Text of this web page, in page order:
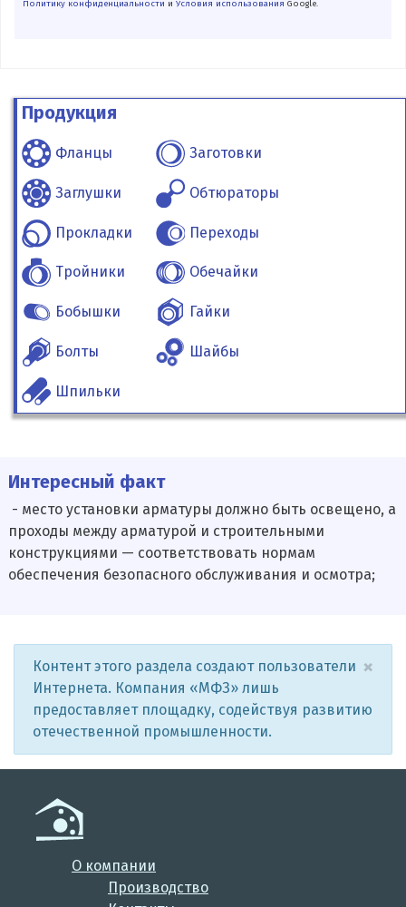
Политику конфиденциальности и Условия использования Google.
Продукция
Фланцы Заготовки
Заглушки Обтюраторы
Прокладки Переходы
Тройники Обечайки
Бобышки Гайки
Болты Шайбы
Шпильки
Интересный факт
- место установки арматуры должно быть освещено, а
проходы между арматурой и строительными
конструкциями — соответствовать нормам
обеспечения безопасного обслуживания и осмотра;
×
Контент этого раздела создают пользователи
Интернета. Компания «МФЗ» лишь
предоставляет площадку, содействуя развитию
отечественной промышленности.
О компании
Производство